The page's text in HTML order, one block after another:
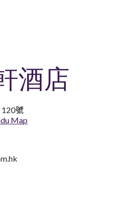
酒店
號
Map